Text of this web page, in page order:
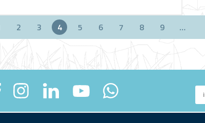
2 3 4 5 6 7 8 9 …